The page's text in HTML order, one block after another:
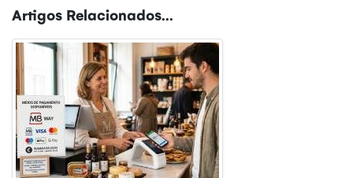
Artigos Relacionados...